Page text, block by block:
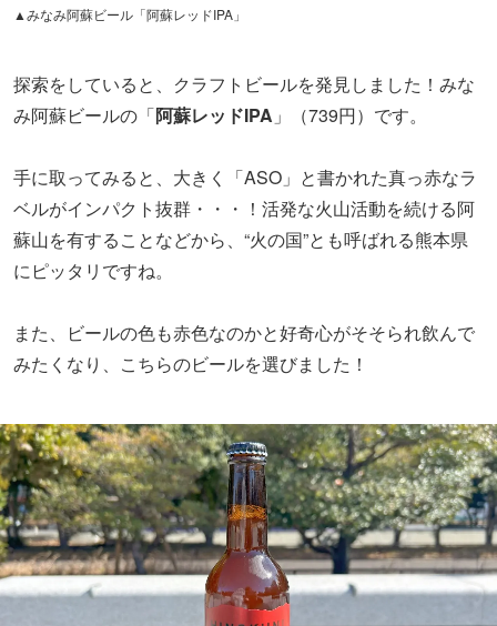
▲みなみ阿蘇ビール「阿蘇レッドIPA」
探索をしていると、クラフトビールを発見しました！みな
み阿蘇ビールの「阿蘇レッドIPA 」（739円）です。
手に取ってみると、大きく「ASO」と書かれた真っ赤なラ
ベルがインパクト抜群・・・！活発な火山活動を続ける阿
蘇山を有することなどから、“火の国”とも呼ばれる熊本県
にピッタリですね。
また、ビールの色も赤色なのかと好奇心がそそられ飲んで
みたくなり、こちらのビールを選びました！